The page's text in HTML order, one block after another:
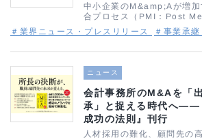
中小企業のM&amp;Aが増
合プロセス（PMI：Post
支援する専門家として、税
以上に高まっています。イ
＃業界ニュース・プレスリリース ＃事業承
ニュース
会計事務所のM&Aを「
承」と捉える時代へ——
成功の法則』刊行
人材採用の難化、顧問先の